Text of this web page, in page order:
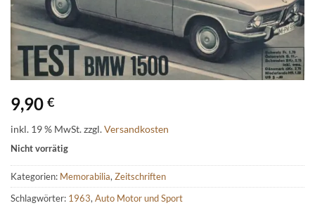
9,90 €
inkl. 19 % MwSt.zzgl.Versandkosten
Nicht vorrätig
Kategorien: Memorabilia,Zeitschriften
Schlagwörter: 1963,Auto Motor und Sport